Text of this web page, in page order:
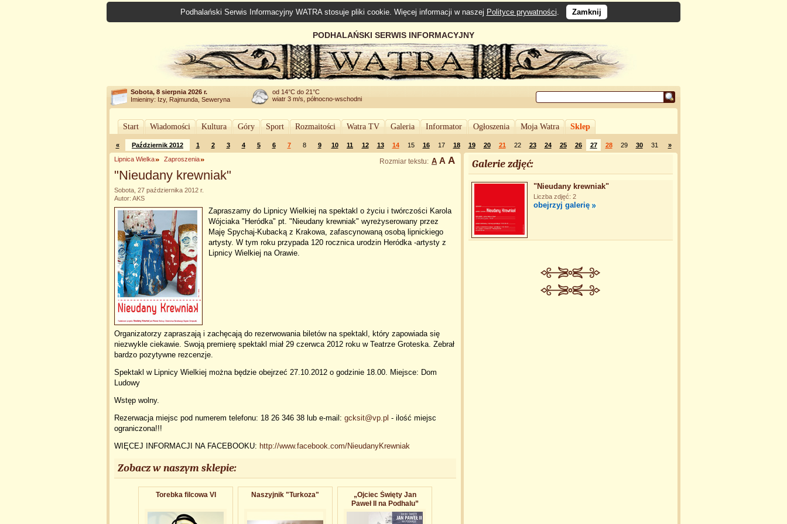
Podhalański Serwis Informacyjny WATRA stosuje pliki cookie. Więcej informacji w naszej Polityce prywatności. Zamknij
PODHALAŃSKI SERWIS INFORMACYJNY
Sobota, 8 sierpnia 2026 r.
Imieniny: Izy, Rajmunda, Seweryna
od 14°C do 21°C
wiatr 3 m/s, północno-wschodni
Start Wiadomości Kultura Góry Sport Rozmaitości Watra TV Galeria Informator Ogłoszenia Moja Watra Sklep
« Październik 2012 1 2 3 4 5 6 7 8 9 10 11 12 13 14 15 16 17 18 19 20 21 22 23 24 25 26 27 28 29 30 31 »
Rozmiar tekstu: A A A
Lipnica Wielka Zaproszenia
"Nieudany krewniak"
Sobota, 27 października 2012 r.
Autor: AKS
Zapraszamy do Lipnicy Wielkiej na spektakl o życiu i twórczości Karola
Wójciaka "Heródka" pt. "Nieudany krewniak" wyreżyserowany przez
Maję Spychaj-Kubacką z Krakowa, zafascynowaną osobą lipnickiego
artysty. W tym roku przypada 120 rocznica urodzin Heródka -artysty z
Lipnicy Wielkiej na Orawie.
Organizatorzy zapraszają i zachęcają do rezerwowania biletów na spektakl, który zapowiada się
niezwykle ciekawie. Swoją premierę spektakl miał 29 czerwca 2012 roku w Teatrze Groteska. Zebrał
bardzo pozytywne rezcenzje.
Spektakl w Lipnicy Wielkiej można będzie obejrzeć 27.10.2012 o godzinie 18.00. Miejsce: Dom
Ludowy
Wstęp wolny.
Rezerwacja miejsc pod numerem telefonu: 18 26 346 38 lub e-mail: gcksit@vp.pl - ilość miejsc
ograniczona!!!
WIĘCEJ INFORMACJI NA FACEBOOKU: http://www.facebook.com/NieudanyKrewniak
Zobacz w naszym sklepie:
Torebka filcowa VI Naszyjnik "Turkoza"
„Ojciec Święty Jan
Paweł II na Podhalu”
Galerie zdjęć:
"Nieudany krewniak"
Liczba zdjęć: 2
obejrzyj galerię